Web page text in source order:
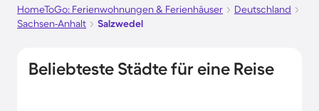
HomeToGo: Ferienwohnungen & Ferienhäuser
Deutschland
Sachsen-Anhalt
Salzwedel
Beliebteste Städte für eine Reise